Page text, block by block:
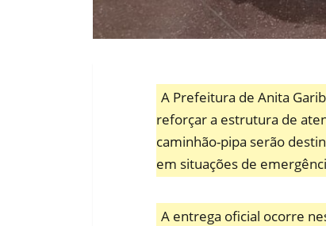
A Prefeitura de Anita
reforçar a estrutura de
caminhão-pipa serão
em situações de
A entrega oficial ocorre